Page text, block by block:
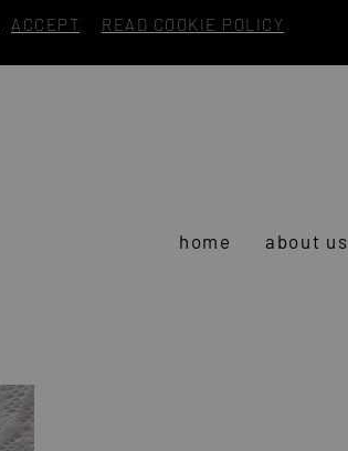
ACCEPT READ COOKIE POLICY
home about us